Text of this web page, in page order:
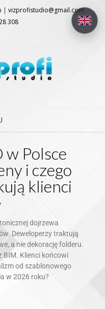
| vizprofistudio@gmail.com
308
w Polsce
i czego
klienci
dojrzewa
Deweloperzy traktują
a nie dekorację folderu.
BIM. Klienci końcowi
od szablonowego
w 2026 roku?